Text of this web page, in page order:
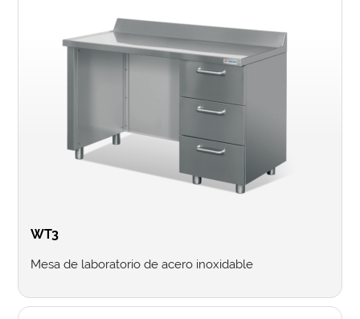
WT3
Mesa de laboratorio de acero inoxidable